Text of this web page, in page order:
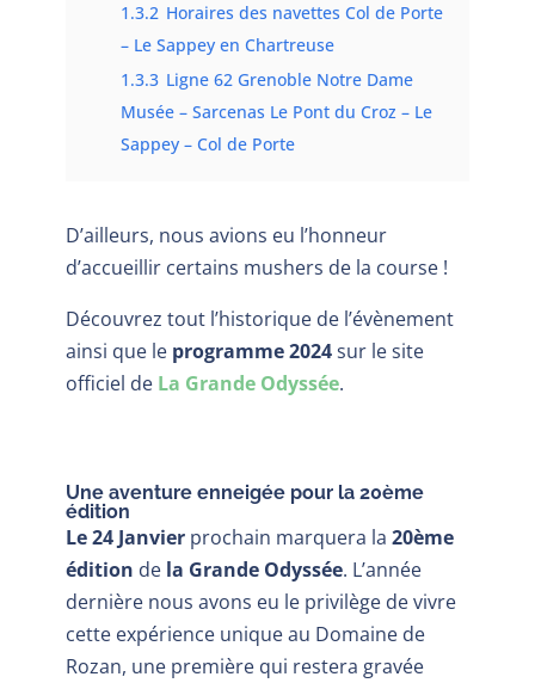
1.3.2 Horaires des navettes Col de Porte
– Le Sappey en Chartreuse
1.3.3 Ligne 62 Grenoble Notre Dame
Musée – Sarcenas Le Pont du Croz – Le
Sappey – Col de Porte
D’ailleurs, nous avions eu l’honneur
d’accueillir certains mushers de la course !
Découvrez tout l’historique de l’évènement
ainsi que le programme 2024sur le site
officiel de La Grande Odyssée.
Une aventure enneigée pour la 20ème
édition
Le 24 Janvierprochain marquera la 20ème
édition de la Grande Odyssée. L’année
dernière nous avons eu le privilège de vivre
cette expérience unique au Domaine de
Rozan, une première qui restera gravée